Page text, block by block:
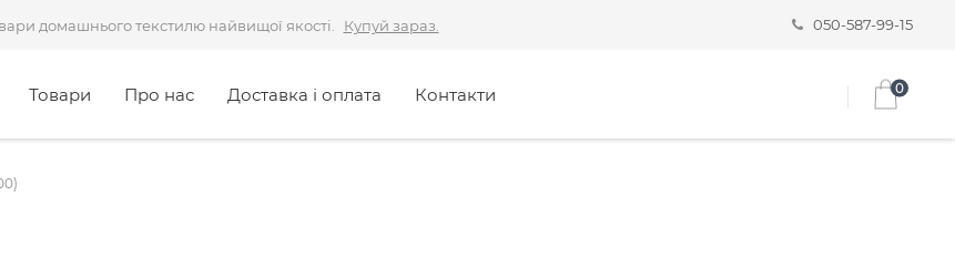
домашнього текстилю найвищої якості. Купуй зараз. 050-587-99-15
Товари Про нас Доставка і оплата Контакти 0